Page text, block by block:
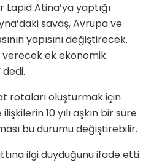
Lapid Atina’ya yaptığı
savaş, Avrupa ve
yapısını değiştirecek.
verecek ek ekonomik
rotaları oluşturmak için
10 yılı aşkın bir süre
bu durumu değiştirebilir.
ilgi duyduğunu ifade etti